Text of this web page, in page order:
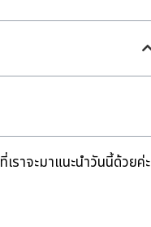
ที่เราจะมาแนะนำวันนี้ด้วยค่ะ